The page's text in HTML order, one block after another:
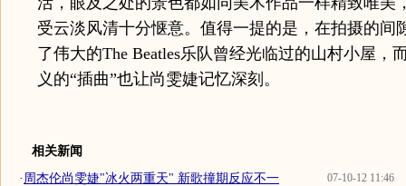
受云淡风清十分惬意。值得一提的是，在拍摄的间
了伟大的The Beatles乐队曾经光临过的山村小屋，
义的“插曲”也让尚雯婕记忆深刻。
相关新闻
07-10-12 11:46
· 周杰伦尚雯婕"冰火两重天" 新歌撞期反应不一